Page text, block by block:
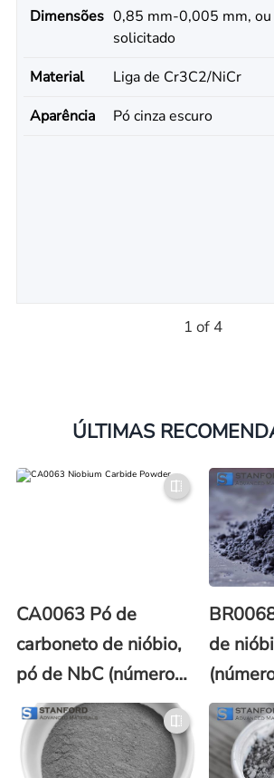
Dimensões 0,85 mm-0,005 mm, ou
solicitado
Material
Liga de Cr3C2/NiCr
Aparência
Pó cinza escuro
1 of 4
ÚLTIMAS
CA0063 Pó de
carboneto de nióbio,
pó de NbC (número
CAS 12069-94-2)
de
19-1)